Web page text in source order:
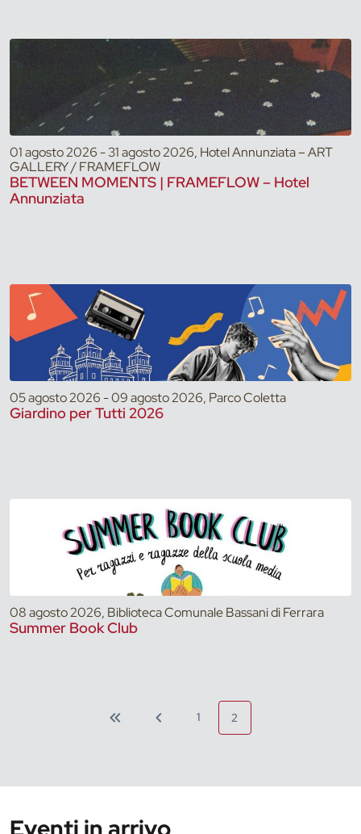
01 agosto 2026 - 31 agosto 2026, Hotel Annunziata – ART
GALLERY / FRAMEFLOW
BETWEEN MOMENTS | FRAMEFLOW – Hotel
Annunziata
05 agosto 2026 - 09 agosto 2026, Parco Coletta
Giardino per Tutti 2026
08 agosto 2026, Biblioteca Comunale Bassani di Ferrara
Summer Book Club
1 2